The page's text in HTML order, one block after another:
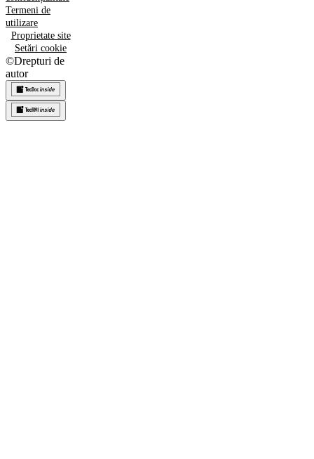
Termeni de
utilizare
Proprietate site
Setări cookie
©Drepturi de
autor